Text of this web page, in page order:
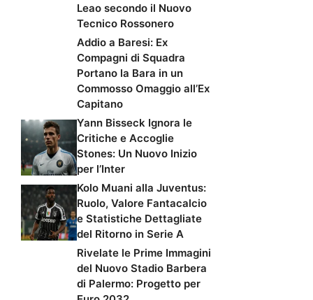
Leao secondo il Nuovo
Tecnico Rossonero
Addio a Baresi: Ex
Compagni di Squadra
Portano la Bara in un
Commosso Omaggio all’Ex
Capitano
Yann Bisseck Ignora le
Critiche e Accoglie
Stones: Un Nuovo Inizio
per l’Inter
Kolo Muani alla Juventus:
Ruolo, Valore Fantacalcio
e Statistiche Dettagliate
del Ritorno in Serie A
Rivelate le Prime Immagini
del Nuovo Stadio Barbera
di Palermo: Progetto per